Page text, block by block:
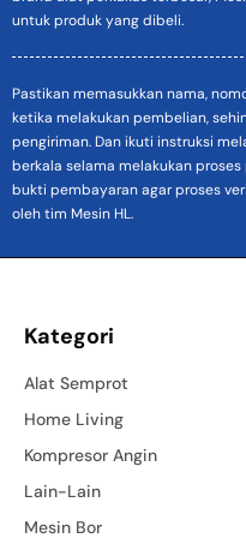
untuk produk yang dibeli.
Pastikan memasukkan nama,
ketika melakukan pembelian,
pengiriman. Dan ikuti instruksi
berkala selama melakukan
bukti pembayaran agar proses
oleh tim Mesin HL.
Kategori
Alat Semprot
Home Living
Kompresor Angin
Lain-Lain
Mesin Bor